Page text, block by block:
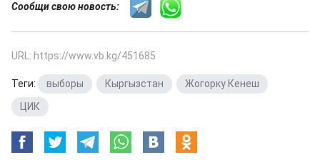
Сообщи свою новость:
URL: https://www.vb.kg/451685
Теги: выборы Кыргызстан Жогорку Кенеш
ЦИК